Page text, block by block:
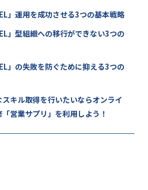
」運用を成功させる3つの基本戦略
」型組織への移行ができない3つの
」の失敗を防ぐために抑える3つの
キル取得を行いたいならオンライ
営業サプリ」を利用しよう！